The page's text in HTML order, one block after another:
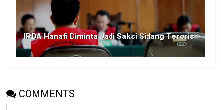
IPDA Hanafi Diminta Jadi Saksi Sidang Teroris
COMMENTS